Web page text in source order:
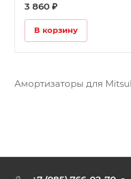
3 860 ₽
В корзину
Амортизаторы для